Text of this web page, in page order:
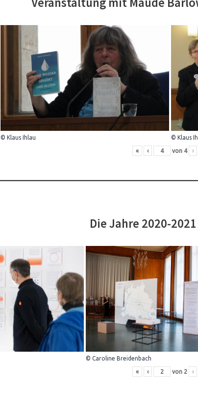
© Klaus Ihlau © Klaus
« ‹ von 4 ›
Die Jahre 2020-
© Caroline Breidenbach
« ‹ von 2 ›